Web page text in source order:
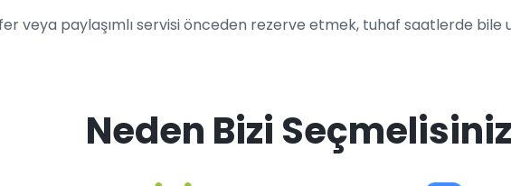
veya paylaşımlı servisi önceden rezerve etmek, tuhaf saatlerde bile
Neden Bizi